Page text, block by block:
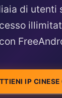
di utenti
IP CINESE